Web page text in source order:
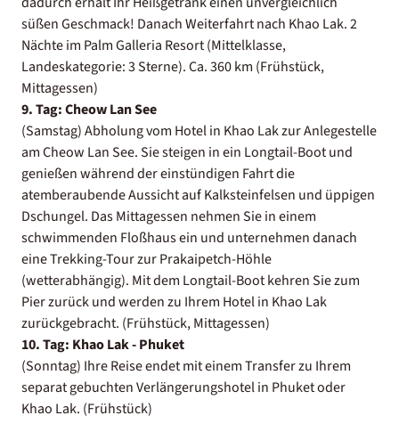
süßen Geschmack! Danach Weiterfahrt nach Khao Lak. 2
Nächte im Palm Galleria Resort (Mittelklasse,
Landeskategorie: 3 Sterne). Ca. 360 km (Frühstück,
Mittagessen)
9. Tag: Cheow Lan See
(Samstag) Abholung vom Hotel in Khao Lak zur Anlegestelle
am Cheow Lan See. Sie steigen in ein Longtail-Boot und
genießen während der einstündigen Fahrt die
atemberaubende Aussicht auf Kalksteinfelsen und üppigen
Dschungel. Das Mittagessen nehmen Sie in einem
schwimmenden Floßhaus ein und unternehmen danach
eine Trekking-Tour zur Prakaipetch-Höhle
(wetterabhängig). Mit dem Longtail-Boot kehren Sie zum
Pier zurück und werden zu Ihrem Hotel in Khao Lak
zurückgebracht. (Frühstück, Mittagessen)
10. Tag: Khao Lak - Phuket
(Sonntag) Ihre Reise endet mit einem Transfer zu Ihrem
separat gebuchten Verlängerungshotel in Phuket oder
Khao Lak. (Frühstück)